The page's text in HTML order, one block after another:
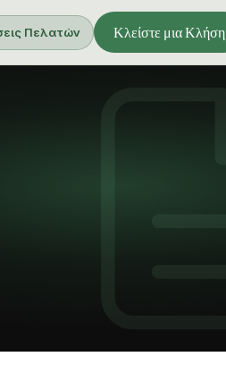
Πελατών Κλείστε μια Κλήση